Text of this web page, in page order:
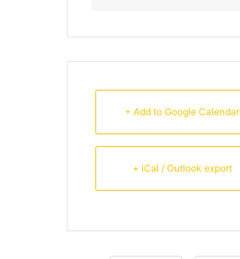
+ Add to Google Calendar
+ iCal / Outlook export